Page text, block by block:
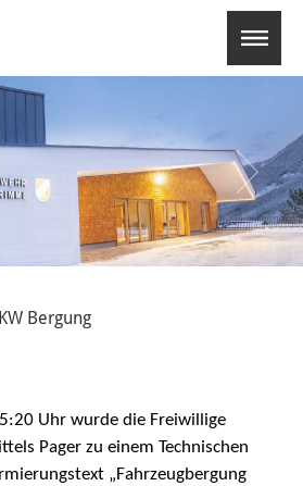
Bergung
Uhr wurde die Freiwillige
Pager zu einem Technischen
„Fahrzeugbergung